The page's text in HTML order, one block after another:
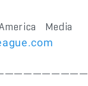
Media